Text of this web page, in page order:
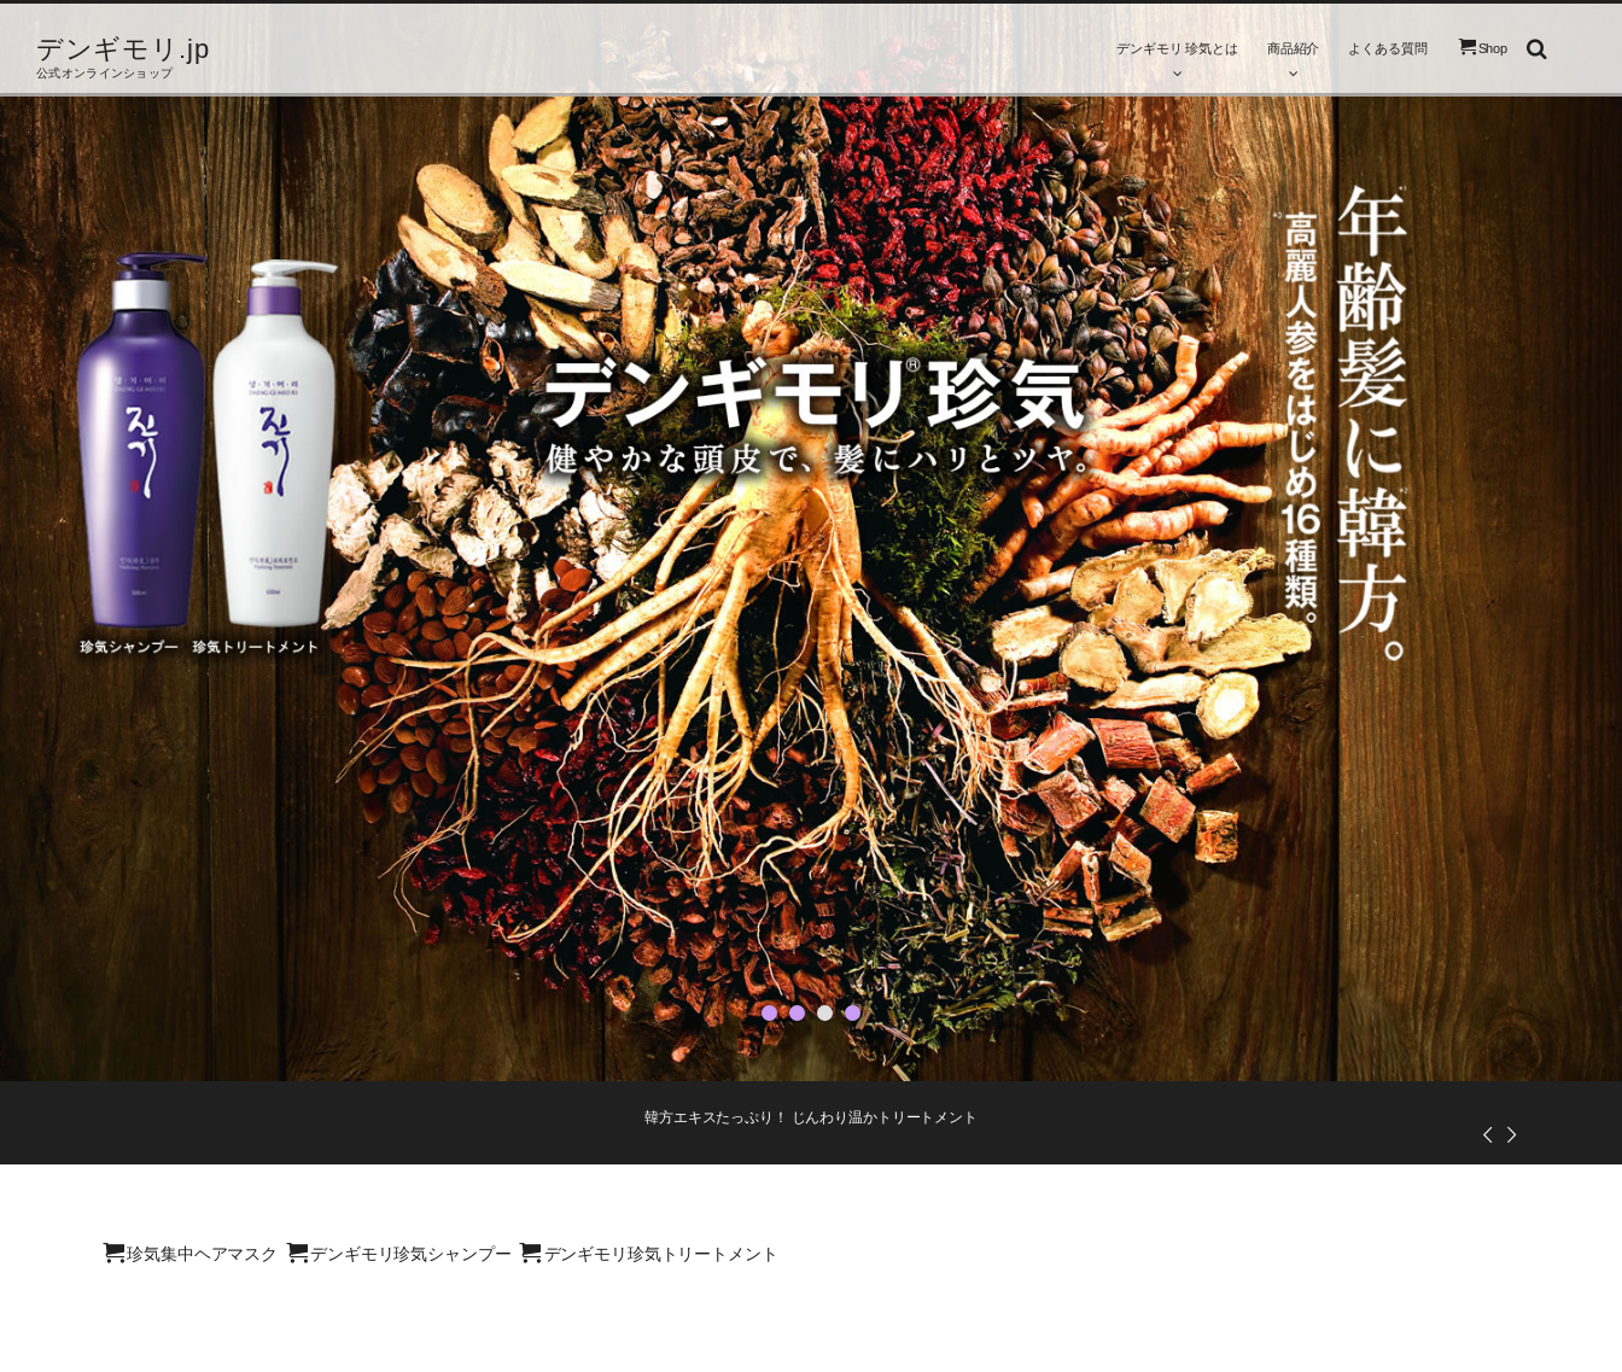
デンギモリ.jp
公式オンラインショップ
デンギモリ 珍気とは 商品紹介 よくある質問 Shop
韓方エキスたっぷり！ じんわり温かトリートメント
珍気集中ヘアマスク デンギモリ珍気シャンプー デンギモリ珍気トリートメント